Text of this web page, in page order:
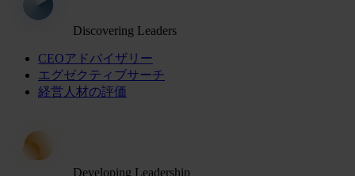
Discovering Leaders
CEOアドバイザリー
エグゼクティブサーチ
経営人材の評価
Developing Leadership